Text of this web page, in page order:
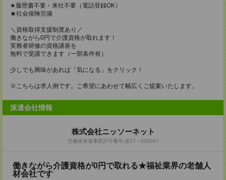
★履歴書不要・来社不要（電話登録OK）
★社会保険完備
＼資格取得支援制度あり／
働きながら0円で介護資格が取れます！
実務者研修の資格講座を
無料で受講できます（一部条件有）
少しでも興味があれば「気になる」をクリック！
※こちらは求人例です。ご希望にあわせて幅広くご提案いたします。
派遣会社情報
株式会社ニッソーネット
労働者派遣事業許可番号:派27－029007
働きながら介護資格が0円で取れる★福祉業界の老舗人
材会社です